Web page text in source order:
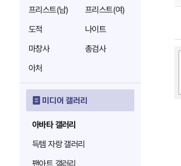
프리스트(남)
프리스트(여)
도적
나이트
마창사
총검사
아처
미디어 갤러리
아바타 갤러리
득템 자랑 갤러리
팬아트 갤러리